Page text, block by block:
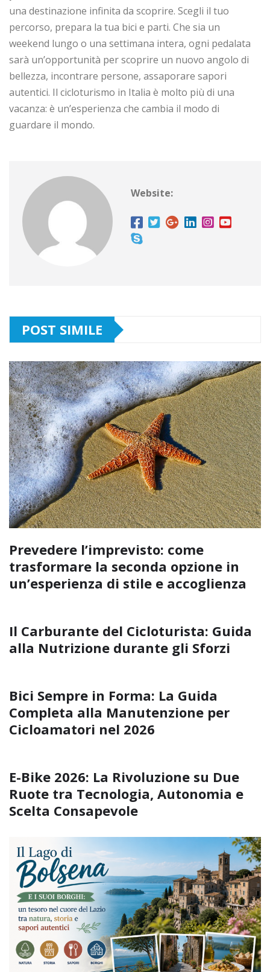
una destinazione infinita da scoprire. Scegli il tuo
percorso, prepara la tua bici e parti. Che sia un
weekend lungo o una settimana intera, ogni pedalata
sarà un’opportunità per scoprire un nuovo angolo di
bellezza, incontrare persone, assaporare sapori
autentici. Il cicloturismo in Italia è molto più di una
vacanza: è un’esperienza che cambia il modo di
guardare il mondo.
Website:
POST SIMILE
Prevedere l’imprevisto: come
trasformare la seconda opzione in
un’esperienza di stile e accoglienza
Il Carburante del Cicloturista: Guida
alla Nutrizione durante gli Sforzi
Bici Sempre in Forma: La Guida
Completa alla Manutenzione per
Cicloamatori nel 2026
E-Bike 2026: La Rivoluzione su Due
Ruote tra Tecnologia, Autonomia e
Scelta Consapevole